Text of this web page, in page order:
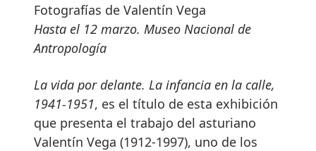
Fotografías de Valentín Vega
Hasta el 12 marzo. Museo Nacional de
Antropología
La vida por delante. La infancia en la calle,
1941-1951, es el título de esta exhibición
que presenta el trabajo del asturiano
Valentín Vega (1912-1997), uno de los